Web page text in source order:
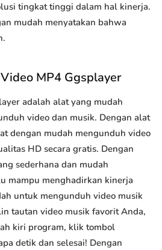
tingkat tinggi dalam hal kinerja.
mudah menyatakan bahwa
MP4 Ggsplayer
adalah alat yang mudah
video dan musik. Dengan alat
dengan mudah mengunduh video
HD secara gratis. Dengan
sederhana dan mudah
mampu menghadirkan kinerja
untuk mengunduh video musik
tautan video musik favorit Anda,
kiri program, klik tombol
detik dan selesai! Dengan